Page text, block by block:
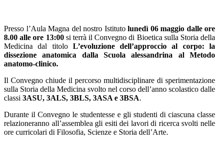
Presso l’Aula Magna del nostro Istituto lunedì 06 maggio dalle ore
8.00 alle ore 13:00si terrà il Convegno di Bioetica sulla Storia della
Medicina dal titolo L’evoluzione dell’approccio al corpo: la
dissezione anatomica dalla Scuola alessandrina al Metodo
anatomo-clinico.
Il Convegno chiude il percorso multidisciplinare di sperimentazione
sulla Storia della Medicina svolto nel corso dell’anno scolastico dalle
classi 3ASU, 3ALS, 3BLS, 3ASA e 3BSA.
Durante il Convegno le studentesse e gli studenti di ciascuna classe
relazioneranno all’assemblea gli esiti dei lavori di ricerca svolti nelle
ore curricolari di Filosofia, Scienze e Storia dell’Arte.